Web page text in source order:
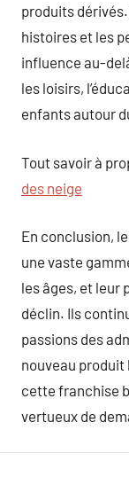
produits
histoires et les
influence au-
les loisirs,
enfants autour
Tout savoir à
des neige
En conclusion,
une vaste
les âges, et leur
déclin. Ils
passions des
nouveau produit
cette franchise
vertueux de